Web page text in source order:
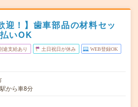
迎！】歯車部品の材料セッ
いOK
途支給あり 土日祝日が休み WEB登録OK
から車8分